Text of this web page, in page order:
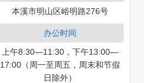
本溪市明山区峪明路276号
办公时间
上午8:30—11:30，下午13:00—
17:00（周一至周五，周末和节假
日除外）